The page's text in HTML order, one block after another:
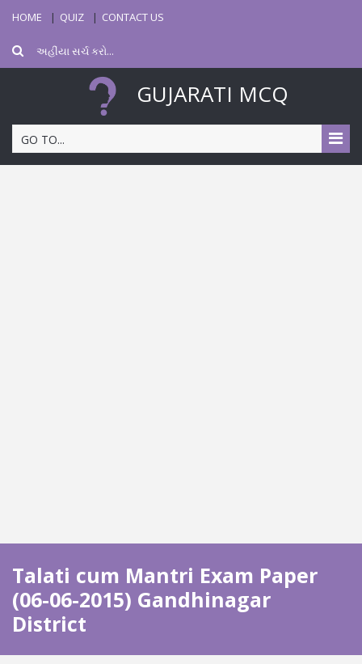
HOME QUIZ CONTACT US
GUJARATI MCQ
GO TO...
Talati cum Mantri Exam Paper
(06-06-2015) Gandhinagar
District